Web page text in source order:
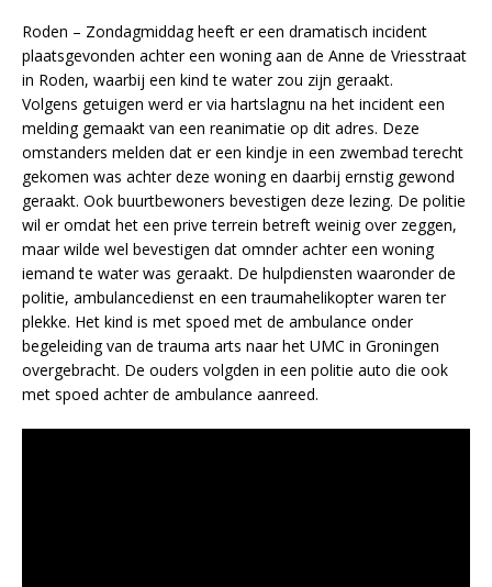
Roden – Zondagmiddag heeft er een dramatisch incident
plaatsgevonden achter een woning aan de Anne de Vriesstraat
in Roden, waarbij een kind te water zou zijn geraakt.
Volgens getuigen werd er via hartslagnu na het incident een
melding gemaakt van een reanimatie op dit adres. Deze
omstanders melden dat er een kindje in een zwembad terecht
gekomen was achter deze woning en daarbij ernstig gewond
geraakt. Ook buurtbewoners bevestigen deze lezing. De politie
wil er omdat het een prive terrein betreft weinig over zeggen,
maar wilde wel bevestigen dat omnder achter een woning
iemand te water was geraakt. De hulpdiensten waaronder de
politie, ambulancedienst en een traumahelikopter waren ter
plekke. Het kind is met spoed met de ambulance onder
begeleiding van de trauma arts naar het UMC in Groningen
overgebracht. De ouders volgden in een politie auto die ook
met spoed achter de ambulance aanreed.